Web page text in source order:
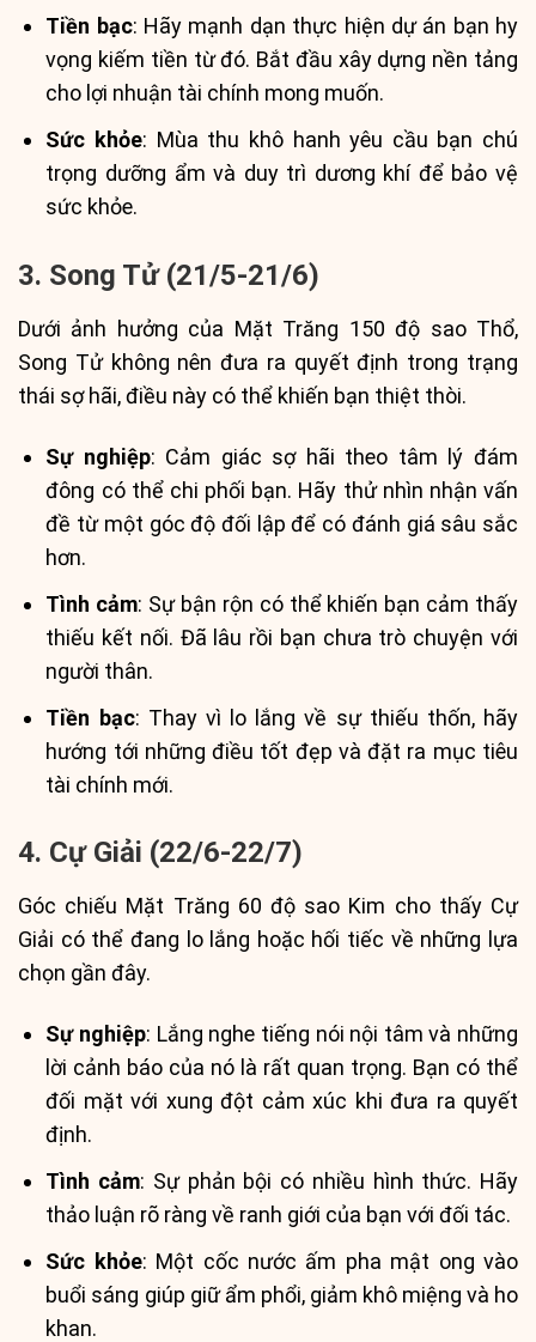
Tiền bạc: Hãy mạnh dạn thực hiện dự án bạn hy
vọng kiếm tiền từ đó. Bắt đầu xây dựng nền tảng
cho lợi nhuận tài chính mong muốn.
Sức khỏe: Mùa thu khô hanh yêu cầu bạn chú
trọng dưỡng ẩm và duy trì dương khí để bảo vệ
sức khỏe.
3. Song Tử (21/5-21/6)
Dưới ảnh hưởng của Mặt Trăng 150 độ sao Thổ,
Song Tử không nên đưa ra quyết định trong trạng
thái sợ hãi, điều này có thể khiến bạn thiệt thòi.
Sự nghiệp: Cảm giác sợ hãi theo tâm lý đám
đông có thể chi phối bạn. Hãy thử nhìn nhận vấn
đề từ một góc độ đối lập để có đánh giá sâu sắc
hơn.
Tình cảm: Sự bận rộn có thể khiến bạn cảm thấy
thiếu kết nối. Đã lâu rồi bạn chưa trò chuyện với
người thân.
Tiền bạc: Thay vì lo lắng về sự thiếu thốn, hãy
hướng tới những điều tốt đẹp và đặt ra mục tiêu
tài chính mới.
4. Cự Giải (22/6-22/7)
Góc chiếu Mặt Trăng 60 độ sao Kim cho thấy Cự
Giải có thể đang lo lắng hoặc hối tiếc về những lựa
chọn gần đây.
Sự nghiệp: Lắng nghe tiếng nói nội tâm và những
lời cảnh báo của nó là rất quan trọng. Bạn có thể
đối mặt với xung đột cảm xúc khi đưa ra quyết
định.
Tình cảm: Sự phản bội có nhiều hình thức. Hãy
thảo luận rõ ràng về ranh giới của bạn với đối tác.
Sức khỏe: Một cốc nước ấm pha mật ong vào
buổi sáng giúp giữ ẩm phổi, giảm khô miệng và ho
khan.